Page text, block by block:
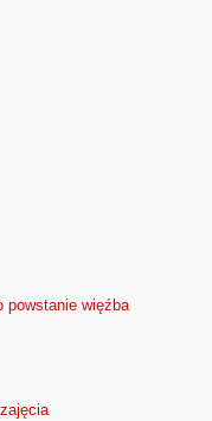
powstanie więźba